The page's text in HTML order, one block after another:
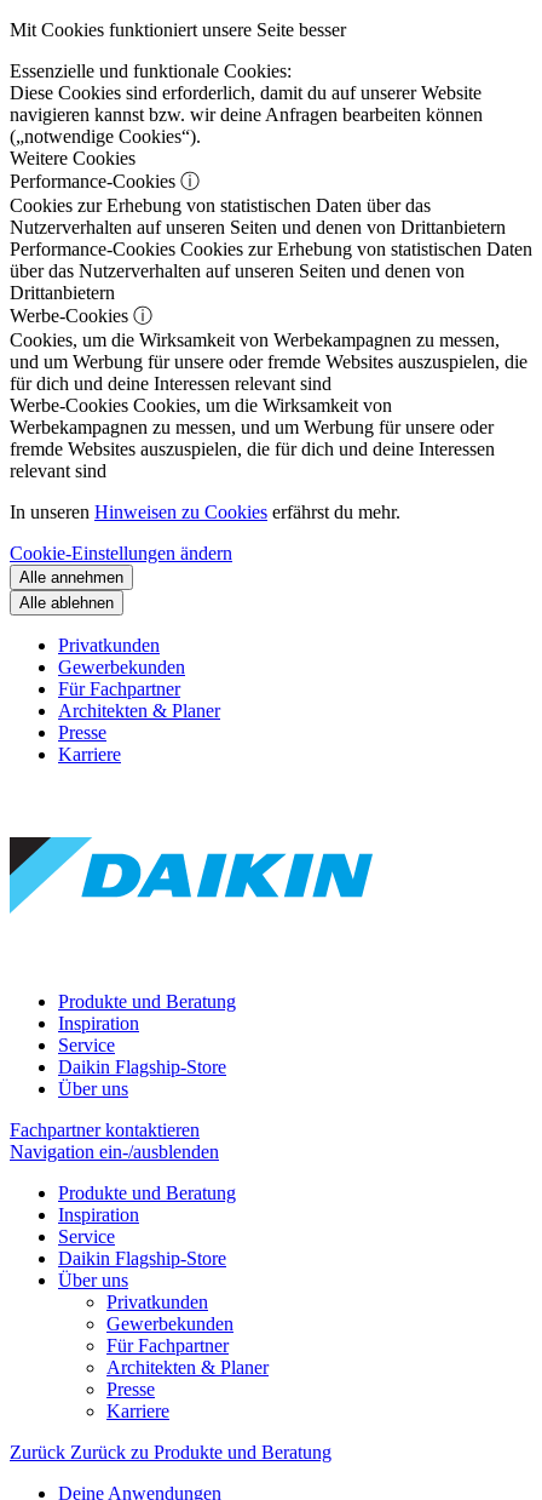
Mit Cookies funktioniert unsere Seite besser
Essenzielle und funktionale Cookies:
Diese Cookies sind erforderlich, damit du auf unserer Website
navigieren kannst bzw. wir deine Anfragen bearbeiten können
(„notwendige Cookies“).
Weitere Cookies
Performance-Cookies ⓘ
Cookies zur Erhebung von statistischen Daten über das
Nutzerverhalten auf unseren Seiten und denen von Drittanbietern
Performance-Cookies Cookies zur Erhebung von statistischen Daten
über das Nutzerverhalten auf unseren Seiten und denen von
Drittanbietern
Werbe-Cookies ⓘ
Cookies, um die Wirksamkeit von Werbekampagnen zu messen,
und um Werbung für unsere oder fremde Websites auszuspielen, die
für dich und deine Interessen relevant sind
Werbe-Cookies Cookies, um die Wirksamkeit von
Werbekampagnen zu messen, und um Werbung für unsere oder
fremde Websites auszuspielen, die für dich und deine Interessen
relevant sind
In unseren Hinweisen zu Cookies erfährst du mehr.
Cookie-Einstellungen ändern
Alle annehmen
Alle ablehnen
Privatkunden
Gewerbekunden
Für Fachpartner
Architekten & Planer
Presse
Karriere
Produkte und Beratung
Inspiration
Service
Daikin Flagship-Store
Über uns
Fachpartner kontaktieren
Navigation ein-/ausblenden
Produkte und Beratung
Inspiration
Service
Daikin Flagship-Store
Über uns
Privatkunden
Gewerbekunden
Für Fachpartner
Architekten & Planer
Presse
Karriere
Zurück Zurück zu Produkte und Beratung
Deine Anwendungen